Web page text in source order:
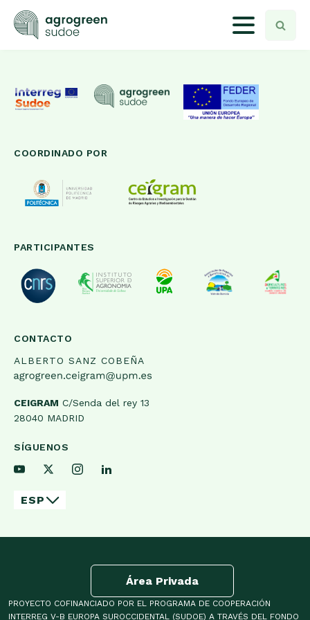
COORDINADO POR
PARTICIPANTES
SÍGUENOS
ESP
CONTACTO
ALBERTO SANZ COBEÑA
CEIGRAM C/Senda del rey 13
28040 MADRID
PROYECTO COFINANCIADO POR EL PROGRAMA DE COOPERACIÓN
INTERREG V-B EUROPA SUROCCIDENTAL (SUDOE) A TRAVÉS DEL FONDO
Área Privada